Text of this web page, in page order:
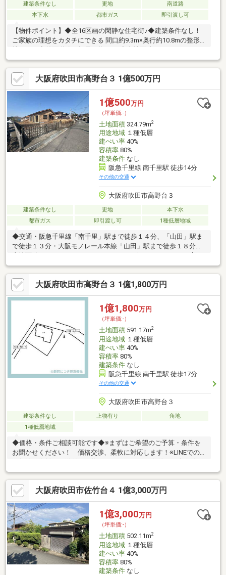
建築条件なし 更地
南道路
本下水
都市ガス 即引渡し可
【物件ポイント】◆全16区画の閑静な住宅街♪◆建築条件なし！
ご家族の理想をカタチにできる 間口約9.3m×奥行約10.8mの整形
（30.54坪）【周辺環境】◆北大阪急行線 桃山台駅 徒歩12分！
◆ライフ桃山台店 徒歩18分◆スギ薬局 徒歩17分◆千里山病
院 徒歩24分◆セブンイレブン吹田千里西６丁目店 徒歩16分◆
トナリエ南千里アネックス 徒歩18分☆ハウスドゥ江坂☆御堂筋
線 江坂駅徒歩５分！お客様用駐車場あり！キッズスペースもござ
います！ぜひお子様もご一緒にご来店下さい！【営業時間】
9:30~18:30
大阪府吹田市高野台３ 1億500万円
1億500万円
（坪単価:-）
土地面積324.79m2
用途地域１種低層
建ぺい率40%
容積率80%
建築条件なし
阪急千里線 南千里駅 徒歩14分
その他の交通
大阪府吹田市高野台３
建築条件なし 更地
本下水
都市ガス
即引渡し可 1種低層地域
◆交通・阪急千里線「南千里」駅まで徒歩１４分、「山田」駅ま
で徒歩１３分・大阪モノレール本線「山田」駅まで徒歩１８分◆
で、様々な設計プランを検討可能。◆建築条件なし土地につき、
お好きなハウスメーカーや工務店をご利用いただけます。◆東側
前面道路、幅員約６．０ｍ・間口約１５．０ｍで接道していま
す。◆周辺は第一種低層住居専用地域内につき、閑静な住宅街が
広がっています。◆周辺環境・吹田市立高野台小学校まで３９０
ｍ（徒歩５分）・吹田市立高野台中学校まで６９０ｍ（徒歩９
分）・高野公園まで６００ｍ（徒歩８分）
大阪府吹田市高野台３ 1億1,800万円
1億1,800万円
（坪単価:-）
土地面積591.17m2
用途地域１種低層
建ぺい率40%
容積率80%
建築条件なし
阪急千里線 南千里駅 徒歩17分
その他の交通
大阪府吹田市高野台３
建築条件なし 上物有り
角地
1種低層地域
◆価格・条件ご相談可能です◆※まずはご希望のご予算・条件を
お聞かせください！ 価格交渉、柔軟に対応します！※LINEでの
ご相談や資料のご送付も可能 ID：@305mrhbg■角地・二方向公道
（西側歩道）■建築条件なしなので、お好きなハウスメーカー・
工務店で建築可能■前面道路に転回スペースがある為、広々とし
て開放的です。■奥まった立地のため、通行車両も限られるので
プライバシーが守られます。【現地見学予約受付中】※現地見学
ご希望の方はTEL：06-6766-4955までお電話ください。
大阪府吹田市佐竹台４ 1億3,000万円
1億3,000万円
（坪単価:-）
土地面積502.11m2
用途地域１種低層
建ぺい率40%
容積率80%
建築条件なし